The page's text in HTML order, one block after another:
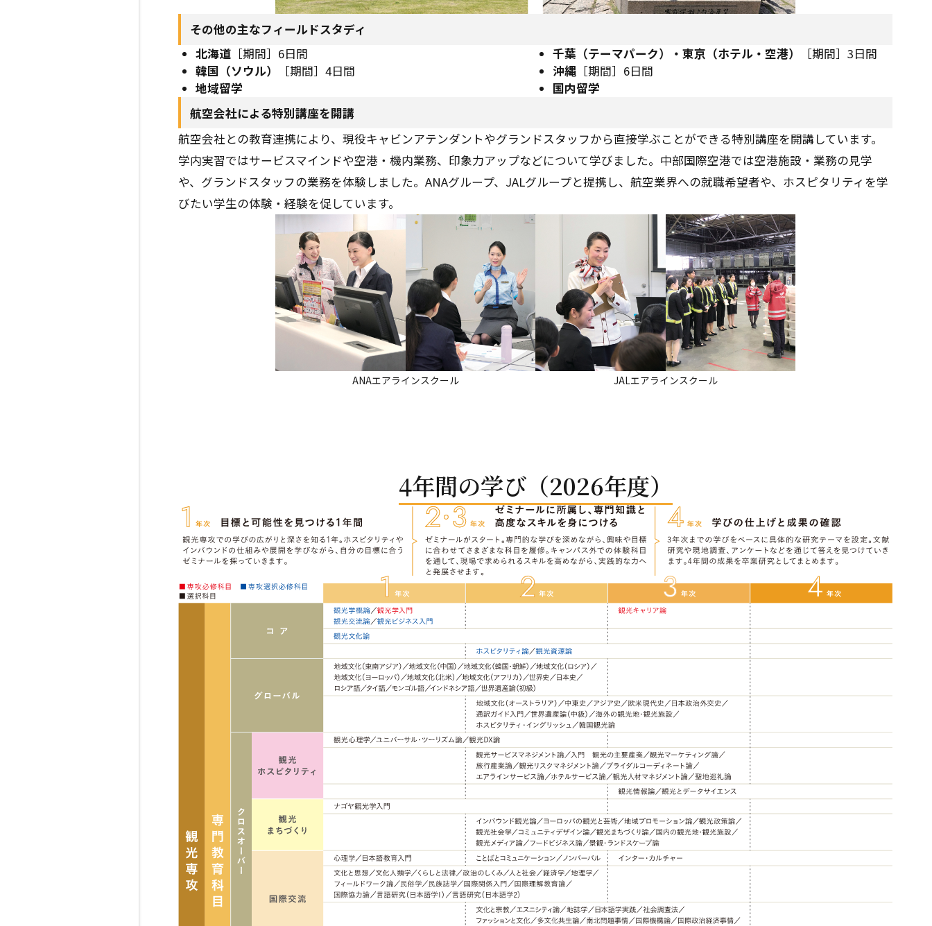
その他の主なフィールドスタディ
北海道 ［期間］6日間 千葉（テーマパーク）・東京（ホテル・空港）
［期間］3日間
韓国（ソウル）
［期間］4日間 沖縄 ［期間］6日間
地域留学
国内留学
航空会社による特別講座を開講
航空会社との教育連携により、現役キャビンアテンダントやグランドスタッフから直接学ぶことができる特別講座を開講しています。
学内実習ではサービスマインドや空港・機内業務、印象力アップなどについて学びました。中部国際空港では空港施設・業務の見学
や、グランドスタッフの業務を体験しました。ANAグループ、JALグループと提携し、航空業界への就職希望者や、ホスピタリティを学
びたい学生の体験・経験を促しています。
ANAエアラインスクール JALエアラインスクール
4年間の学び（2026年度）